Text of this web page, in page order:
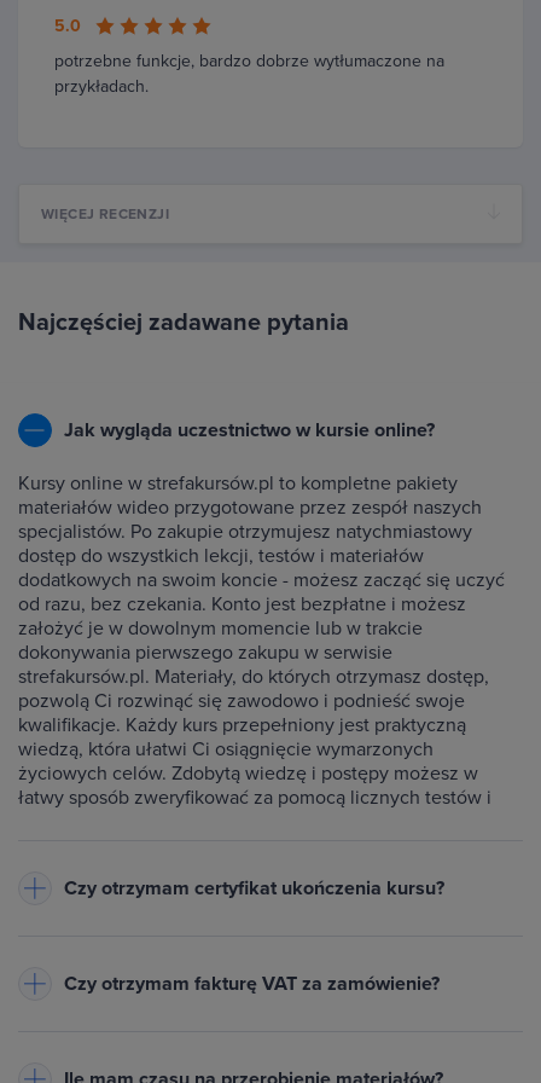
5.0
potrzebne funkcje, bardzo dobrze wytłumaczone na
przykładach.
WIĘCEJ RECENZJI
Najczęściej zadawane pytania
Jak wygląda uczestnictwo w kursie online?
Kursy online w strefakursów.pl to kompletne pakiety
materiałów wideo przygotowane przez zespół naszych
specjalistów. Po zakupie otrzymujesz natychmiastowy
dostęp do wszystkich lekcji, testów i materiałów
dodatkowych na swoim koncie - możesz zacząć się uczyć
od razu, bez czekania. Konto jest bezpłatne i możesz
założyć je w dowolnym momencie lub w trakcie
dokonywania pierwszego zakupu w serwisie
strefakursów.pl. Materiały, do których otrzymasz dostęp,
pozwolą Ci rozwinąć się zawodowo i podnieść swoje
kwalifikacje. Każdy kurs przepełniony jest praktyczną
wiedzą, która ułatwi Ci osiągnięcie wymarzonych
życiowych celów. Zdobytą wiedzę i postępy możesz w
łatwy sposób zweryfikować za pomocą licznych testów i
Czy otrzymam certyfikat ukończenia kursu?
Twoim koncie w zakładce Certyfikaty. Warunkiem jego
Czy otrzymam fakturę VAT za zamówienie?